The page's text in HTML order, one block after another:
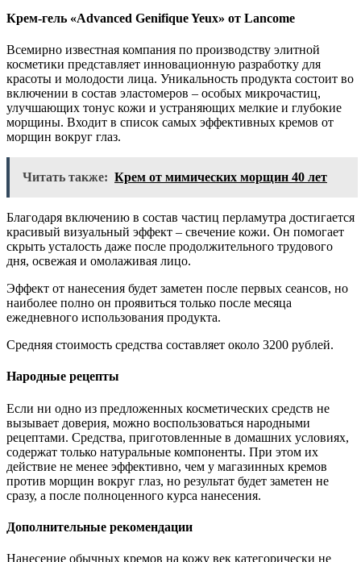
Крем-гель «Advanced Genifique Yeux» от Lancome
Всемирно известная компания по производству элитной
косметики представляет инновационную разработку для
красоты и молодости лица. Уникальность продукта состоит во
включении в состав эластомеров – особых микрочастиц,
улучшающих тонус кожи и устраняющих мелкие и глубокие
морщины. Входит в список самых эффективных кремов от
морщин вокруг глаз.
Читать также: Крем от мимических морщин 40 лет
Благодаря включению в состав частиц перламутра достигается
красивый визуальный эффект – свечение кожи. Он помогает
скрыть усталость даже после продолжительного трудового
дня, освежая и омолаживая лицо.
Эффект от нанесения будет заметен после первых сеансов, но
наиболее полно он проявиться только после месяца
ежедневного использования продукта.
Средняя стоимость средства составляет около 3200 рублей.
Народные рецепты
Если ни одно из предложенных косметических средств не
вызывает доверия, можно воспользоваться народными
рецептами. Средства, приготовленные в домашних условиях,
содержат только натуральные компоненты. При этом их
действие не менее эффективно, чем у магазинных кремов
против морщин вокруг глаз, но результат будет заметен не
сразу, а после полноценного курса нанесения.
Дополнительные рекомендации
Нанесение обычных кремов на кожу век категорически не